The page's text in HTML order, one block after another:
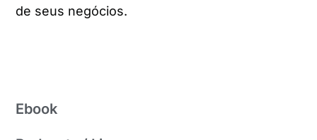
de seus negócios.
Ebook